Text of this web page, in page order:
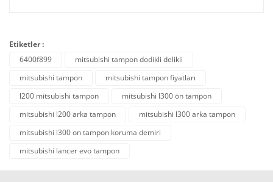
Etiketler :
6400f899
mitsubishi tampon dodikli delikli
mitsubishi tampon
mitsubishi tampon fiyatları
l200 mitsubishi tampon
mitsubishi l300 ön tampon
mitsubishi l200 arka tampon
mitsubishi l300 arka tampon
mitsubishi l300 on tampon koruma demiri
mitsubishi lancer evo tampon